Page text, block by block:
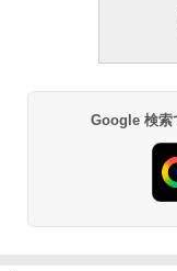
Google 検索